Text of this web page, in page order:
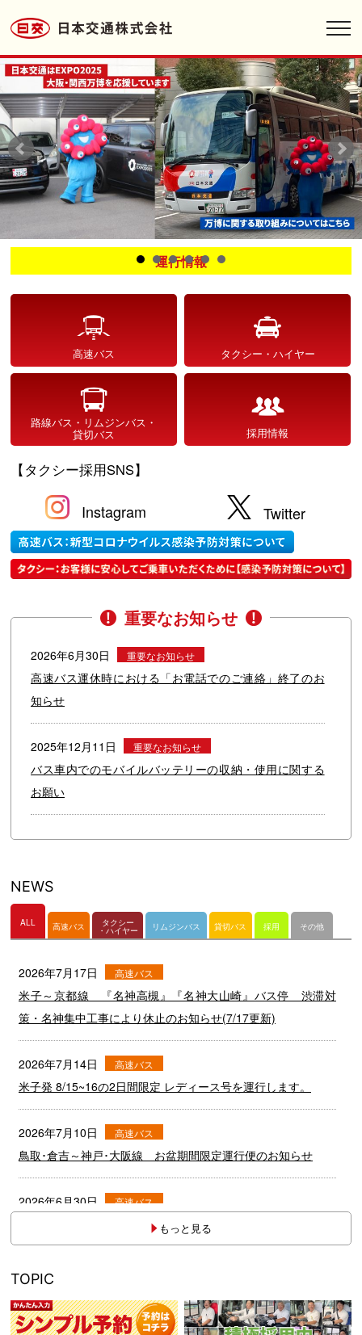
運行情報
高速バス タクシー・ハイヤー
路線バス・リムジンバス・
貸切バス 採用情報
【タクシー採用SNS】
Instagram Twitter
重要なお知らせ
NEWS
ALL 高速バス タクシー
・ハイヤー リムジンバス 貸切バス 採用 その他
もっと見る
TOPIC